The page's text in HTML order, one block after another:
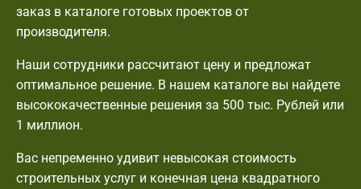
заказ в каталоге готовых проектов от
производителя.
Наши сотрудники рассчитают цену и предложат
оптимальное решение. В нашем каталоге вы найдете
высококачественные решения за 500 тыс. Рублей или
1 миллион.
Вас непременно удивит невысокая стоимость
строительных услуг и конечная цена квадратного